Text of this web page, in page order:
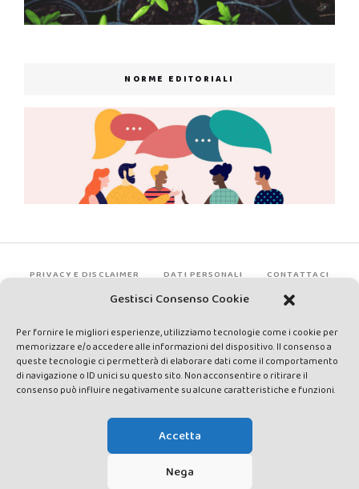
Gestisci Consenso Cookie
Per fornire le migliori esperienze, utilizziamo tecnologie come i cookie per
memorizzare e/o accedere alle informazioni del dispositivo. Il consenso a
queste tecnologie ci permetterà di elaborare dati come il comportamento
di navigazione o ID unici su questo sito. Non acconsentire o ritirare il
consenso può influire negativamente su alcune caratteristiche e funzioni.
Accetta
Nega
NORME EDITORIALI
PRIVACY E DISCLAIMER DATI PERSONALI CONTATTACI
rights reserved - Testata registrata presso il Tribunale di Siena con
autorizzazione n°1 del 12/04/2014 - Direttrice Responsabile: Chiara
Cacace - E-mail: direzione@lavaldichiana.it - Editore: Valdichiana
Media Srl – P.IVA e C.F. 01377300528 –